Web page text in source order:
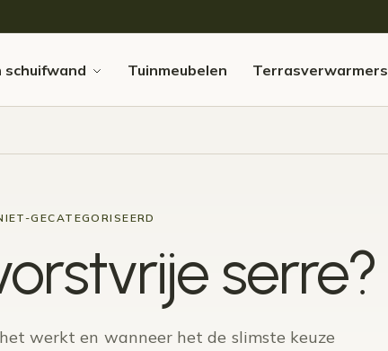
schuifwand Tuinmeubelen Terrasverwarmers
GECATEGORISEERD
serre?
werkt en wanneer het de slimste keuze